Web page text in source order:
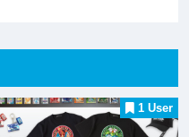
1 User